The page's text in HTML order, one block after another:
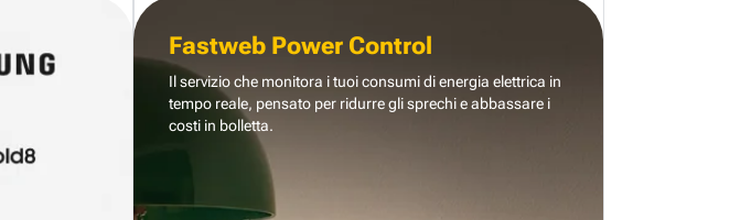
Fastweb Power Control
Il servizio che monitora i tuoi consumi di energia elettrica in
tempo reale, pensato per ridurre gli sprechi e abbassare i
costi in bolletta.